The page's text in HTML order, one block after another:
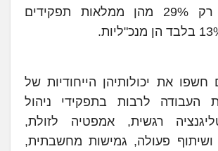
35% בלבד, רק 29% מהן ממלאות תפקידים
את יכולותיהן הייחודיות של
העבודה לרבות בתפקידי ניהול
רגשית, אמפטיה לזולת,
ושיתוף פעולה, גמישות מחשבתית,